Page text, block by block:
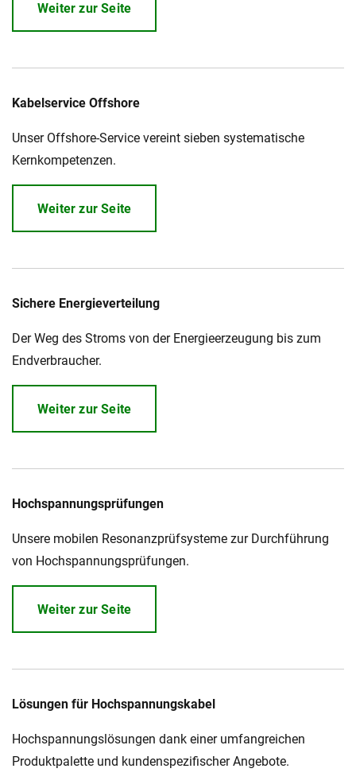
Weiter zur Seite
Kabelservice Offshore
Unser Offshore-Service vereint sieben systematische
Kernkompetenzen.
Weiter zur Seite
Sichere Energieverteilung
Der Weg des Stroms von der Energieerzeugung bis zum
Endverbraucher.
Weiter zur Seite
Hochspannungsprüfungen
Unsere mobilen Resonanzprüfsysteme zur Durchführung
von Hochspannungsprüfungen.
Weiter zur Seite
Lösungen für Hochspannungskabel
Hochspannungslösungen dank einer umfangreichen
Produktpalette und kundenspezifischer Angebote.